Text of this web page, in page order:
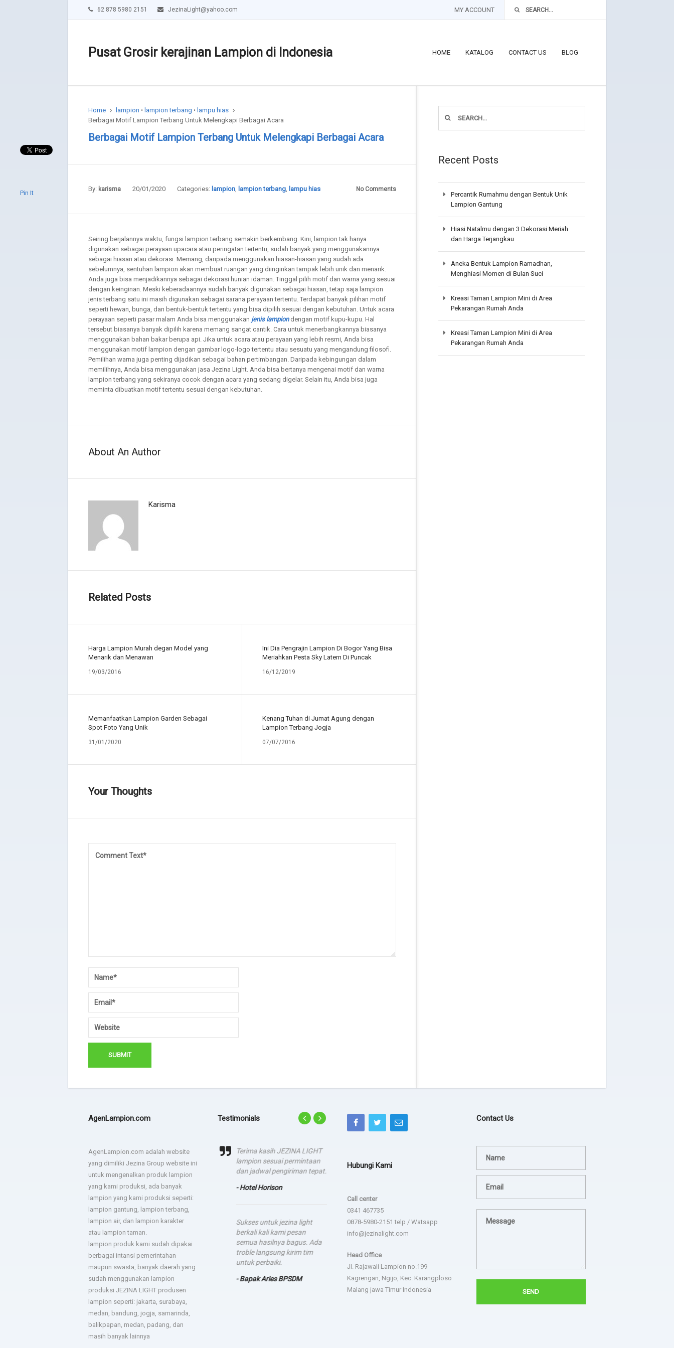
62 878 5980 2151 JezinaLight@yahoo.com MY ACCOUNT
Pusat Grosir kerajinan Lampion di Indonesia HOME KATALOG CONTACT US BLOG
Home lampion • lampion terbang • lampu hias
Berbagai Motif Lampion Terbang Untuk Melengkapi Berbagai Acara
Berbagai Motif Lampion Terbang Untuk Melengkapi Berbagai Acara
By: karisma 20/01/2020 Categories: lampion, lampion terbang, lampu hias No Comments
Seiring berjalannya waktu, fungsi lampion terbang semakin berkembang. Kini, lampion tak hanya
digunakan sebagai perayaan upacara atau peringatan tertentu, sudah banyak yang menggunakannya
sebagai hiasan atau dekorasi. Memang, daripada menggunakan hiasan-hiasan yang sudah ada
sebelumnya, sentuhan lampion akan membuat ruangan yang diinginkan tampak lebih unik dan menarik.
Anda juga bisa menjadikannya sebagai dekorasi hunian idaman. Tinggal pilih motif dan warna yang sesuai
dengan keinginan. Meski keberadaannya sudah banyak digunakan sebagai hiasan, tetap saja lampion
jenis terbang satu ini masih digunakan sebagai sarana perayaan tertentu. Terdapat banyak pilihan motif
seperti hewan, bunga, dan bentuk-bentuk tertentu yang bisa dipilih sesuai dengan kebutuhan. Untuk acara
perayaan seperti pasar malam Anda bisa menggunakan jenis lampiondengan motif kupu-kupu. Hal
tersebut biasanya banyak dipilih karena memang sangat cantik. Cara untuk menerbangkannya biasanya
menggunakan bahan bakar berupa api. Jika untuk acara atau perayaan yang lebih resmi, Anda bisa
menggunakan motif lampion dengan gambar logo-logo tertentu atau sesuatu yang mengandung filosofi.
Pemilihan warna juga penting dijadikan sebagai bahan pertimbangan. Daripada kebingungan dalam
memilihnya, Anda bisa menggunakan jasa Jezina Light. Anda bisa bertanya mengenai motif dan warna
lampion terbang yang sekiranya cocok dengan acara yang sedang digelar. Selain itu, Anda bisa juga
meminta dibuatkan motif tertentu sesuai dengan kebutuhan.
Pin It
About An Author
Karisma
Related Posts
Harga Lampion Murah degan Model yang
Menarik dan Menawan
19/03/2016
Ini Dia Pengrajin Lampion Di Bogor Yang Bisa
Meriahkan Pesta Sky Latern Di Puncak
16/12/2019
Memanfaatkan Lampion Garden Sebagai
Spot Foto Yang Unik
31/01/2020
Kenang Tuhan di Jumat Agung dengan
Lampion Terbang Jogja
07/07/2016
Your Thoughts
Recent Posts
Percantik Rumahmu dengan Bentuk Unik
Lampion Gantung
Hiasi Natalmu dengan 3 Dekorasi Meriah
dan Harga Terjangkau
Aneka Bentuk Lampion Ramadhan,
Menghiasi Momen di Bulan Suci
Kreasi Taman Lampion Mini di Area
Pekarangan Rumah Anda
Kreasi Taman Lampion Mini di Area
Pekarangan Rumah Anda
AgenLampion.com
AgenLampion.com adalah website
yang dimiliki Jezina Group website ini
untuk mengenalkan produk lampion
yang kami produksi, ada banyak
lampion yang kami produksi seperti:
lampion gantung, lampion terbang,
lampion air, dan lampion karakter
atau lampion taman.
lampion produk kami sudah dipakai
berbagai intansi pemerintahan
maupun swasta, banyak daerah yang
sudah menggunakan lampion
produksi JEZINA LIGHT produsen
lampion seperti: jakarta, surabaya,
medan, bandung, jogja, samarinda,
balikpapan, medan, padang, dan
masih banyak lainnya
Testimonials
Terima kasih JEZINA LIGHT
lampion sesuai permintaan
dan jadwal pengiriman tepat.
Sukses untuk jezina light
semua hasilnya bagus. Ada
troble langsung kirim tim
agadsga weg aerg rag
- dsgfad
Terima kasih JEZINA LIGHT
lampion sesuai permintaan
dan jadwal pengiriman tepat.
- Hotel Horison
Sukses untuk jezina light
berkali kali kami pesan
semua hasilnya bagus. Ada
troble langsung kirim tim
untuk perbaiki.
- Bapak Aries BPSDM
- dsgfad
lampion sesuai permintaan
dan jadwal pengiriman tepat.
- Hotel Horison
Sukses untuk jezina light
- Bapak Aries BPSDM
Hubungi Kami
Call center
0341 467735
0878-5980-2151 telp / Watsapp
info@jezinalight.com
Head Office
Jl. Rajawali Lampion no.199
Kagrengan, Ngijo, Kec. Karangploso
Malang jawa Timur Indonesia
Contact Us